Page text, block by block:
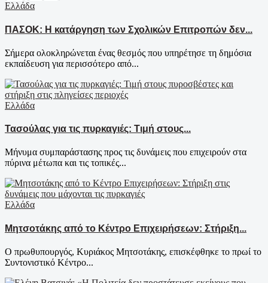
Ελλάδα
ΠΑΣΟΚ: Η κατάργηση των Σχολικών Επιτροπών δεν...
Σήμερα ολοκληρώνεται ένας θεσμός που υπηρέτησε τη δημόσια
εκπαίδευση για περισσότερο από...
Ελλάδα
Τασούλας για τις πυρκαγιές: Τιμή στους...
Μήνυμα συμπαράστασης προς τις δυνάμεις που επιχειρούν στα
πύρινα μέτωπα και τις τοπικές...
Ελλάδα
Μητσοτάκης από το Κέντρο Επιχειρήσεων: Στήριξη...
Ο πρωθυπουργός, Κυριάκος Μητσοτάκης, επισκέφθηκε το πρωί το
Συντονιστικό Κέντρο...